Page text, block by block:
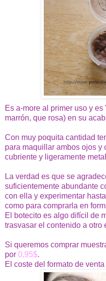
Es a-more al primer uso y
marrón, que rosa) en su
Con muy poquita cantidad
para maquillar ambos ojos y
cubriente y ligeramente
La verdad es que se
suficientemente abundante
con ella y experimentar
como para comprarla en
El botecito es algo difícil de
trasvasar el contenido a otro
Si queremos comprar
por 0,95$.
El coste del formato de